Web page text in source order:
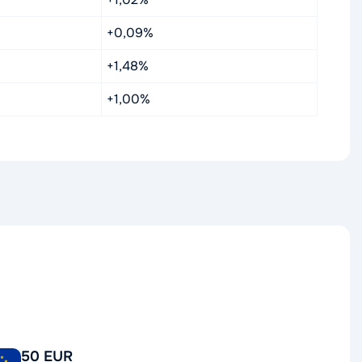
+0,09%
+1,48%
+1,00%
50 EUR